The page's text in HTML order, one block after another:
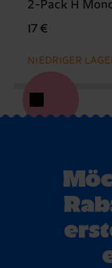
2-Pack H
17 €
NIEDRIGER